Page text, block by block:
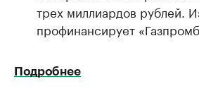
трех миллиардов рублей.
профинансирует
Подробнее